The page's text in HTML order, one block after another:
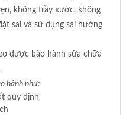
không trầy xước, không
sai và sử dụng sai hướng
được bảo hành sửa chữa
hành như:
quy định